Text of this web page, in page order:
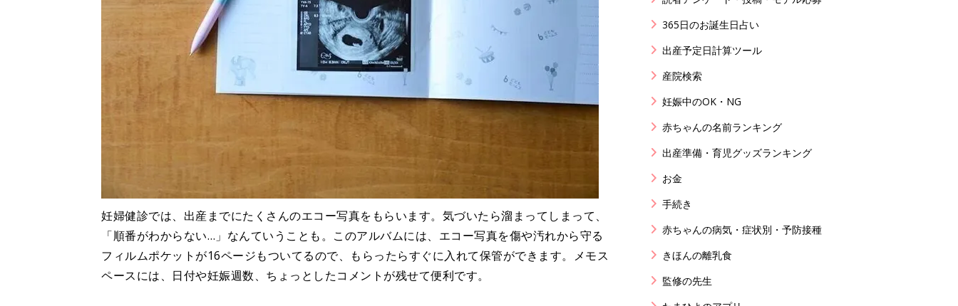
妊婦健診では、出産までにたくさんのエコー写真をもらいます。気づいたら溜まってしまって、
「順番がわからない…」なんていうことも。このアルバムには、エコー写真を傷や汚れから守る
フィルムポケットが16ページもついてるので、もらったらすぐに入れて保管ができます。メモス
ペースには、日付や妊娠週数、ちょっとしたコメントが残せて便利です。
365日のお誕生日占い
出産予定日計算ツール
産院検索
妊娠中のOK・NG
赤ちゃんの名前ランキング
出産準備・育児グッズランキング
お金
手続き
赤ちゃんの病気・症状別・予防接種
きほんの離乳食
監修の先生